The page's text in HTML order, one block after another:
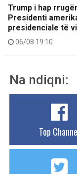
Trump i hap
Presidenti
presidenciale të
06/08 19:10
Na ndiqni:
Top